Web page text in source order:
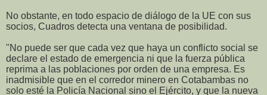
No obstante, en todo espacio de diálogo de la UE con sus
socios, Cuadros detecta una ventana de posibilidad.
"No puede ser que cada vez que haya un conflicto social se
declare el estado de emergencia ni que la fuerza pública
reprima a las poblaciones por orden de una empresa. Es
inadmisible que en el corredor minero en Cotabambas no
solo esté la Policía Nacional sino el Ejército, y que la nueva